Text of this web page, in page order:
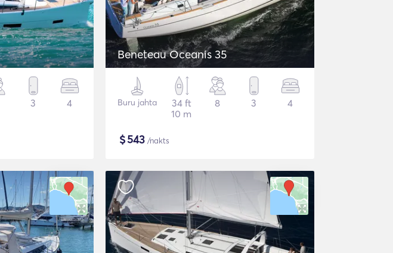
3 4
Beneteau Oceanis 35
Buru jahta
34 ft
10 m
8 3 4
$543 /nakts